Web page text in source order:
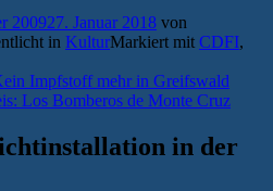
200927. Januar 2018 von
in KulturMarkiert mit CDFI,
Impfstoff mehr in Greifswald
Los Bomberos de Monte Cruz
in der